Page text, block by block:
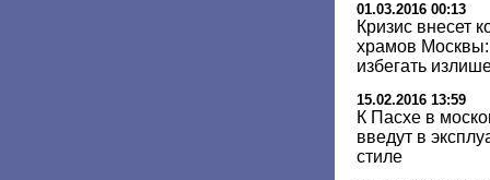
01.03.2016 00:13
Кризис внесет
храмов Москвы:
избегать
15.02.2016 13:59
К Пасхе в
введут в
стиле